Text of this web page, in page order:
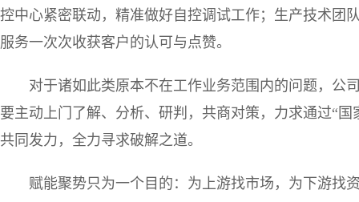
控中心紧密联动，精准做好自控调试工作；生产技术团
服务一次次收获客户的认可与点赞。
对于诸如此类原本不在工作业务范围内的问题，公
要主动上门了解、分析、研判，共商对策，力求通过“
共同发力，全力寻求破解之道。
赋能聚势只为一个目的：为上游找市场，为下游找